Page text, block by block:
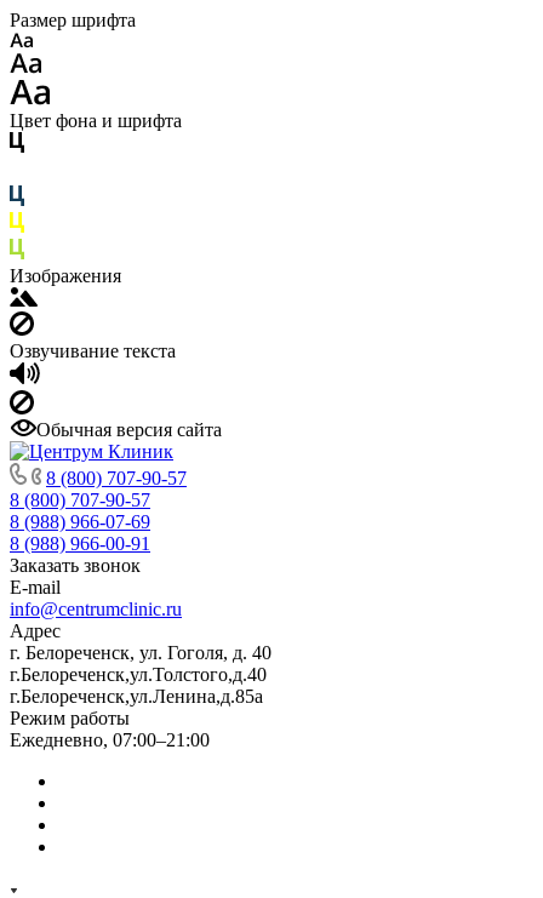
Размер шрифта
Цвет фона и шрифта
Изображения
Озвучивание текста
Обычная версия сайта
8 (800) 707-90-57
8 (800) 707-90-57
8 (988) 966-07-69
8 (988) 966-00-91
Заказать звонок
E-mail
info@centrumclinic.ru
Адрес
г. Белореченск, ул. Гоголя, д. 40
г.Белореченск,ул.Толстого,д.40
г.Белореченск,ул.Ленина,д.85а
Режим работы
Ежедневно, 07:00–21:00